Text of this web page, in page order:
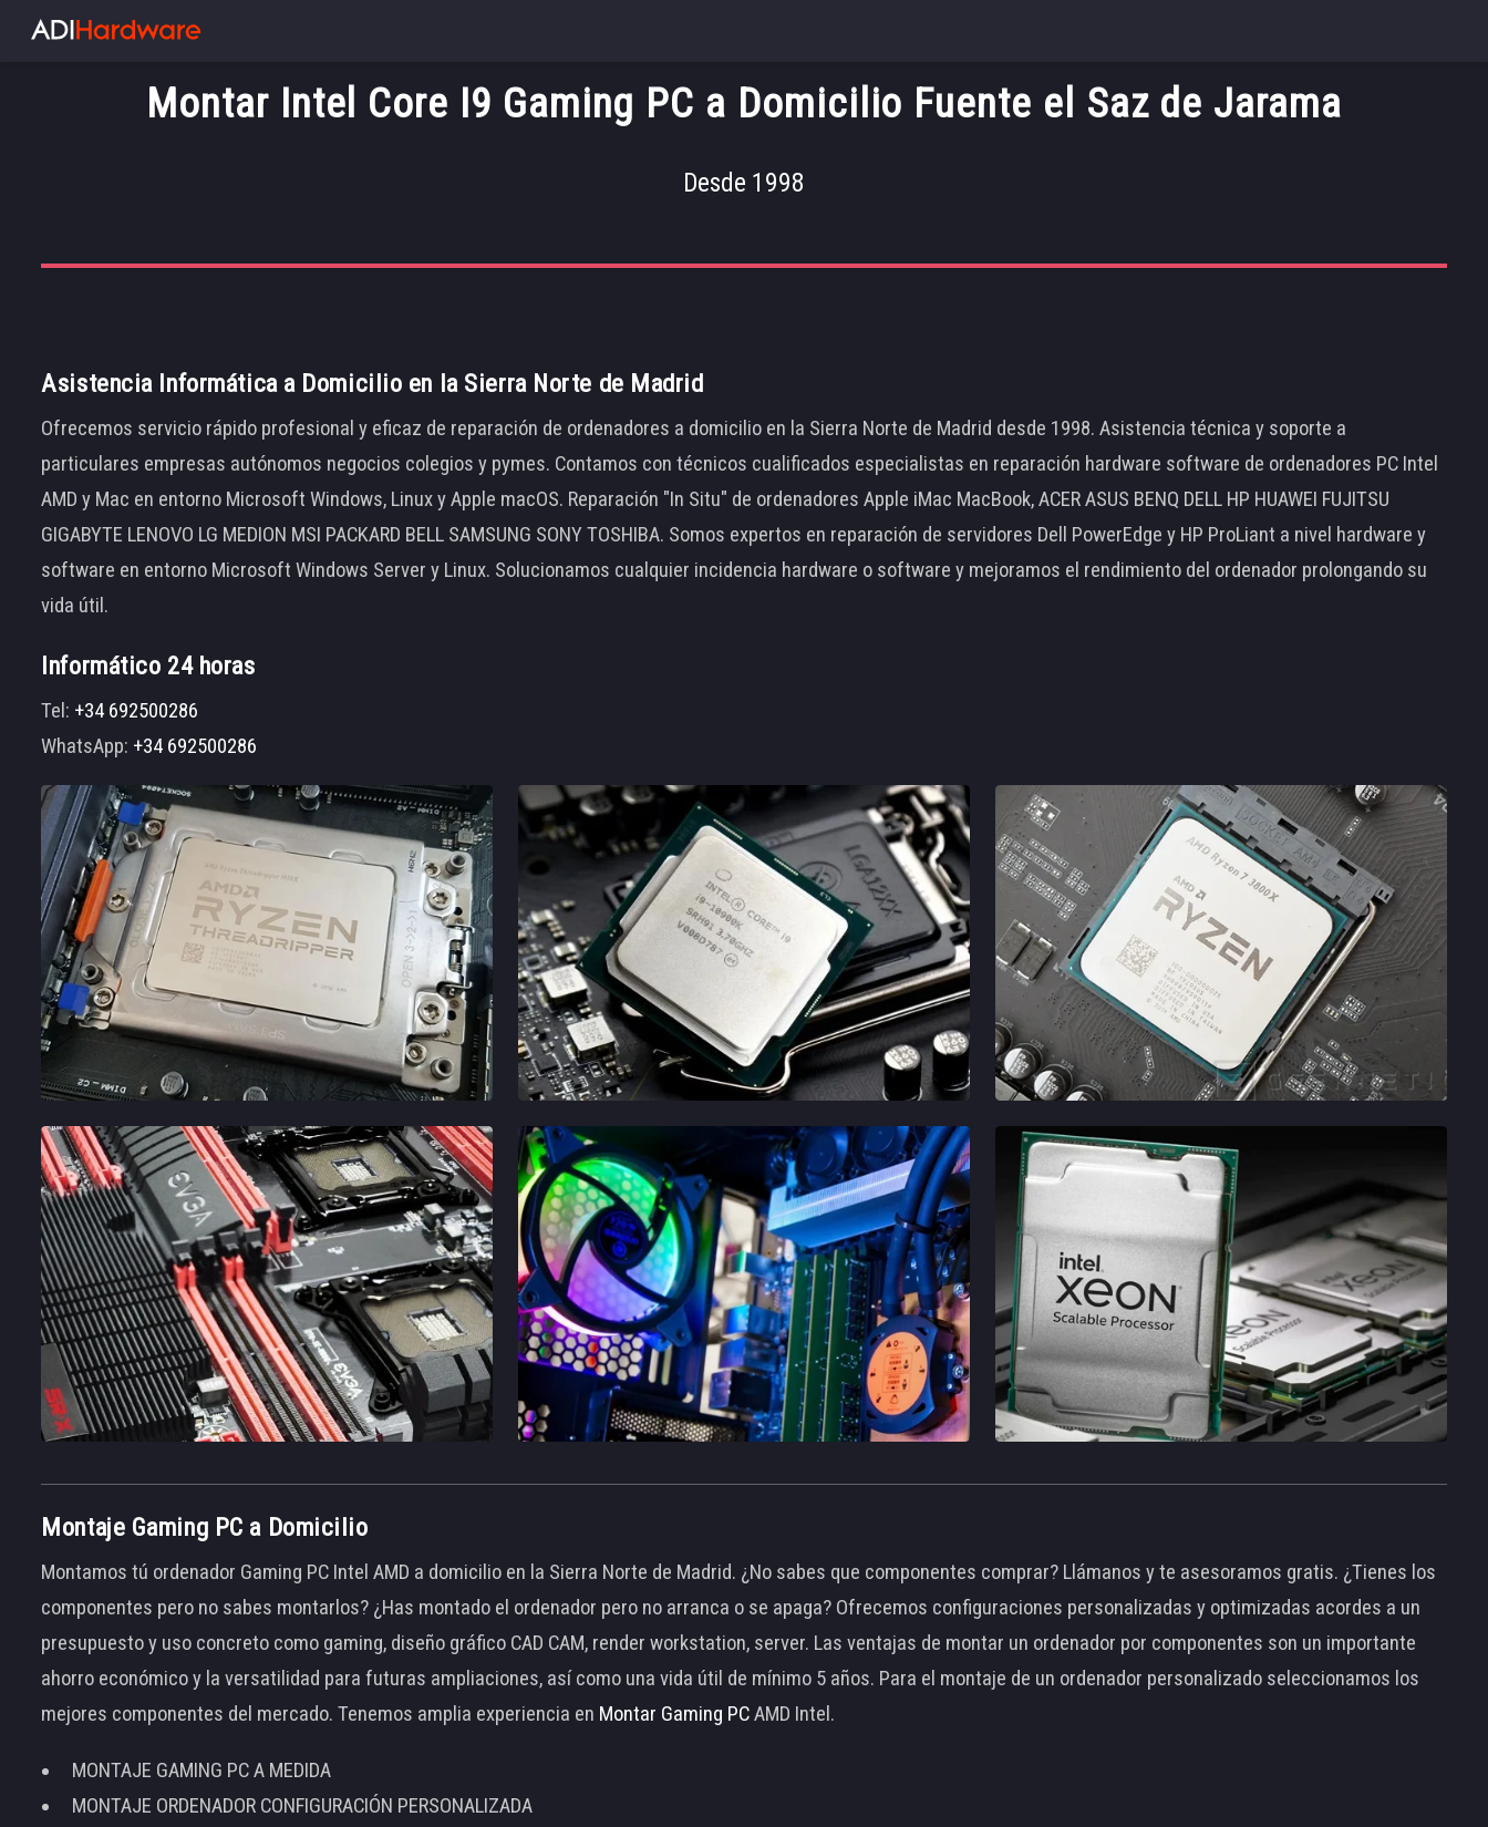
Montar Intel Core I9 Gaming PC a Domicilio Fuente el Saz de Jarama
Desde 1998
Asistencia Informática a Domicilio en la Sierra Norte de Madrid
Ofrecemos servicio rápido profesional y eficaz de reparación de ordenadores a domicilio en la Sierra Norte de Madrid desde 1998. Asistencia técnica y soporte a
particulares empresas autónomos negocios colegios y pymes. Contamos con técnicos cualificados especialistas en reparación hardware software de ordenadores PC Intel
AMD y Mac en entorno Microsoft Windows, Linux y Apple macOS. Reparación "In Situ" de ordenadores Apple iMac MacBook, ACER ASUS BENQ DELL HP HUAWEI FUJITSU
GIGABYTE LENOVO LG MEDION MSI PACKARD BELL SAMSUNG SONY TOSHIBA. Somos expertos en reparación de servidores Dell PowerEdge y HP ProLiant a nivel hardware y
software en entorno Microsoft Windows Server y Linux. Solucionamos cualquier incidencia hardware o software y mejoramos el rendimiento del ordenador prolongando su
vida útil.
Informático 24 horas
Tel: +34 692500286
WhatsApp: +34 692500286
Montaje Gaming PC a Domicilio
Montamos tú ordenador Gaming PC Intel AMD a domicilio en la Sierra Norte de Madrid. ¿No sabes que componentes comprar? Llámanos y te asesoramos gratis. ¿Tienes los
componentes pero no sabes montarlos? ¿Has montado el ordenador pero no arranca o se apaga? Ofrecemos configuraciones personalizadas y optimizadas acordes a un
presupuesto y uso concreto como gaming, diseño gráfico CAD CAM, render workstation, server. Las ventajas de montar un ordenador por componentes son un importante
ahorro económico y la versatilidad para futuras ampliaciones, así como una vida útil de mínimo 5 años. Para el montaje de un ordenador personalizado seleccionamos los
mejores componentes del mercado. Tenemos amplia experiencia en Montar Gaming PCAMD Intel.
MONTAJE GAMING PC A MEDIDA
MONTAJE ORDENADOR CONFIGURACIÓN PERSONALIZADA